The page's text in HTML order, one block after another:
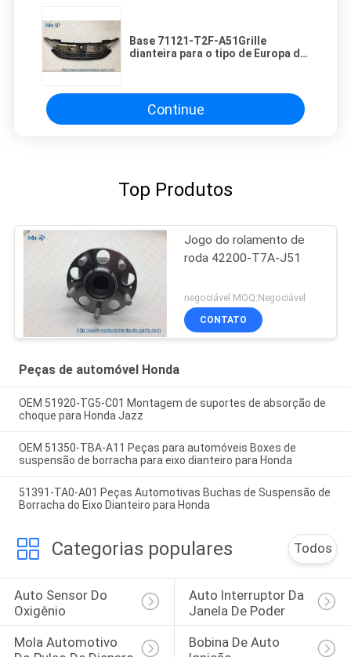
Base 71121-T2F-A51Grille
dianteira para o tipo de Europa do
Continue
Top Produtos
Jogo do rolamento de
roda 42200-T7A-J51
negociável MOQ:Negociável
CONTATO
Peças de automóvel Honda
OEM 51920-TG5-C01 Montagem de suportes de absorção de
choque para Honda Jazz
OEM 51350-TBA-A11 Peças para automóveis Boxes de
suspensão de borracha para eixo dianteiro para Honda
51391-TA0-A01 Peças Automotivas Buchas de Suspensão de
Borracha do Eixo Dianteiro para Honda
Categorias populares Todos
Auto Sensor Do
Oxigênio
Auto Interruptor Da
Janela De Poder
Mola Automotivo
Bobina De Auto